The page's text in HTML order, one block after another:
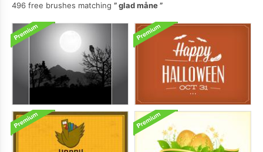
496 free brushes matching
glad måne